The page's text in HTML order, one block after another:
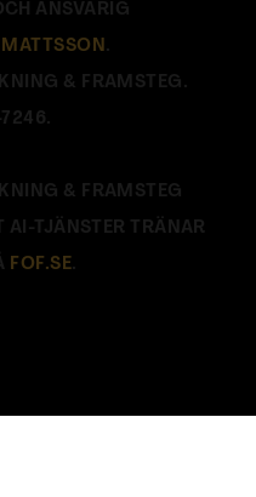
ANSVARIG
.
& FRAMSTEG.
& FRAMSTEG
AI-TJÄNSTER TRÄNAR
FOF.SE.